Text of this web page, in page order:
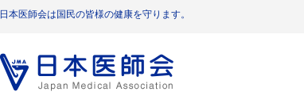
日本医師会は国民の皆様の健康を守ります。